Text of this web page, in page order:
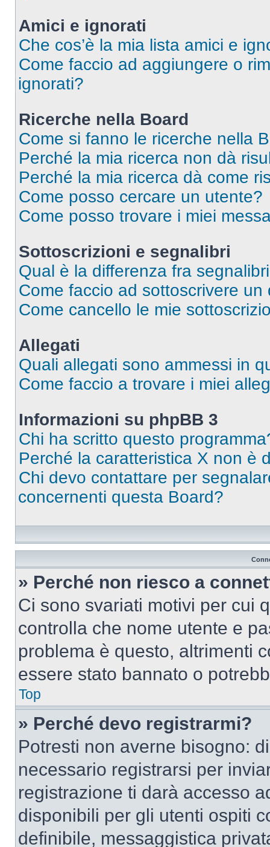
Amici e ignorati
Che cos’è la mia lista amici e
Come faccio ad aggiungere o
ignorati?
Ricerche nella Board
Come si fanno le ricerche nella
Perché la mia ricerca non dà
Perché la mia ricerca dà come
Come posso cercare un utente?
Come posso trovare i miei
Sottoscrizioni e segnalibri
Qual è la differenza fra
Come faccio ad sottoscrivere
Come cancello le mie
Allegati
Quali allegati sono ammessi in
Come faccio a trovare i miei
Informazioni su phpBB 3
Chi ha scritto questo
Perché la caratteristica X non è
Chi devo contattare per
concernenti questa Board?
» Perché non riesco a
Ci sono svariati motivi per cui
controlla che nome utente e
problema è questo, altrimenti
essere stato bannato o
Top
» Perché devo registrarmi?
Potresti non averne bisogno:
necessario registrarsi per
registrazione ti darà accesso
disponibili per gli utenti ospiti
definibile, messaggistica